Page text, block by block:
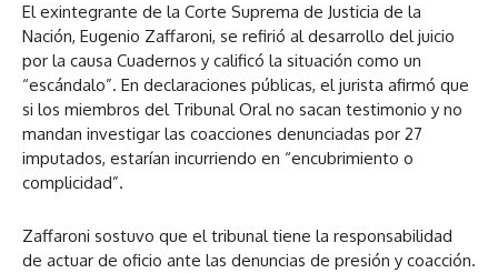
El exintegrante de la Corte Suprema de Justicia de la
Nación, Eugenio Zaffaroni, se refirió al desarrollo del juicio
por la causa Cuadernos y calificó la situación como un
“escándalo”. En declaraciones públicas, el jurista afirmó que
si los miembros del Tribunal Oral no sacan testimonio y no
mandan investigar las coacciones denunciadas por 27
imputados, estarían incurriendo en “encubrimiento o
complicidad”.
Zaffaroni sostuvo que el tribunal tiene la responsabilidad
de actuar de oficio ante las denuncias de presión y coacción.